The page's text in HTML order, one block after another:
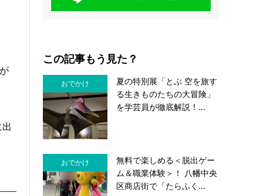
この記事もう見た？
おでかけ
夏の特別展「とぶ 空を旅す
る生きものたちの大冒険」
を学芸員が徹底解説！...
おでかけ
無料で楽しめる＜脱出ゲー
ム＆職業体験＞！ 八幡中央
区商店街で「たらふく...